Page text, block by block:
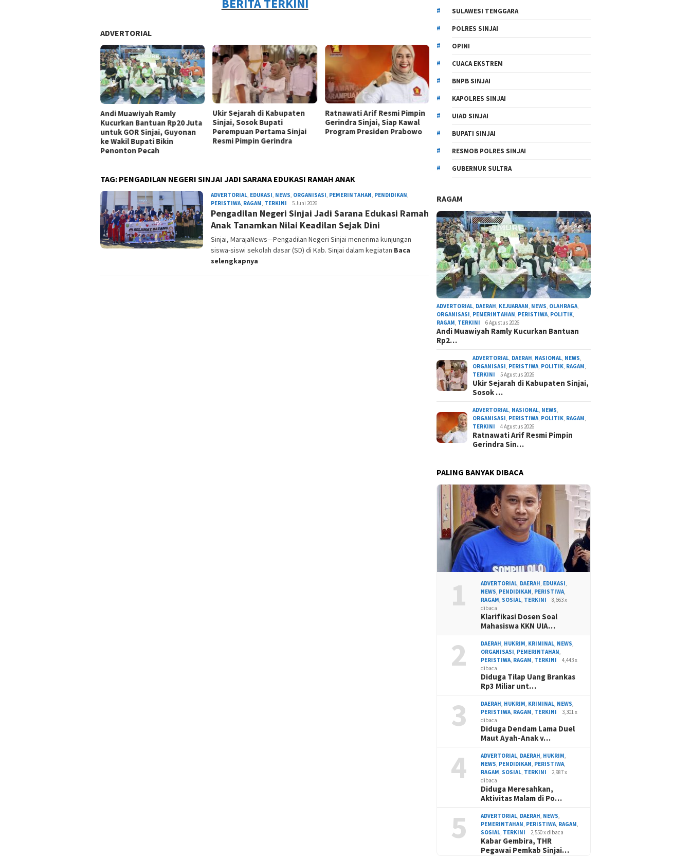
BERITA TERKINI
ADVERTORIAL
Andi Muawiyah Ramly
Kucurkan Bantuan Rp20 Juta
untuk GOR Sinjai, Guyonan
ke Wakil Bupati Bikin
Penonton Pecah
Ukir Sejarah di Kabupaten
Sinjai, Sosok Bupati
Perempuan Pertama Sinjai
Resmi Pimpin Gerindra
Ratnawati Arif Resmi Pimpin
Gerindra Sinjai, Siap Kawal
Program Presiden Prabowo
TAG: PENGADILAN NEGERI SINJAI JADI SARANA EDUKASI RAMAH ANAK
ADVERTORIAL, EDUKASI, NEWS, ORGANISASI, PEMERINTAHAN, PENDIDIKAN,
PERISTIWA, RAGAM, TERKINI Admin
Redaksi
5 Juni 2026
Pengadilan Negeri Sinjai Jadi Sarana Edukasi Ramah
Anak Tanamkan Nilai Keadilan Sejak Dini
Sinjai, MarajaNews—Pengadilan Negeri Sinjai menerima kunjungan
siswa-siswi sekolah dasar (SD) di Kab. Sinjai dalam kegiatan Baca
selengkapnya
SULAWESI TENGGARA
POLRES SINJAI
OPINI
CUACA EKSTREM
BNPB SINJAI
KAPOLRES SINJAI
UIAD SINJAI
BUPATI SINJAI
RESMOB POLRES SINJAI
GUBERNUR SULTRA
RAGAM
ADVERTORIAL DAERAH KEJUARAAN NEWS OLAHRAGA
ORGANISASI PEMERINTAHAN PERISTIWA POLITIK
RAGAM TERKINI 6 Agustus 2026
Andi Muawiyah Ramly Kucurkan Bantuan
Rp2…
ADVERTORIAL DAERAH NASIONAL NEWS
ORGANISASI PERISTIWA POLITIK RAGAM
TERKINI
5 Agustus 2026
Ukir Sejarah di Kabupaten Sinjai,
Sosok …
ADVERTORIAL NASIONAL NEWS
ORGANISASI PERISTIWA POLITIK RAGAM
TERKINI
4 Agustus 2026
Ratnawati Arif Resmi Pimpin
Gerindra Sin…
PALING BANYAK DIBACA
1 ADVERTORIAL DAERAH EDUKASI
NEWS PENDIDIKAN PERISTIWA
RAGAM SOSIAL TERKINI
8,663 x
dibaca
Klarifikasi Dosen Soal
Mahasiswa KKN UIA…
2 DAERAH HUKRIM KRIMINAL NEWS
ORGANISASI PEMERINTAHAN
PERISTIWA RAGAM TERKINI
4,443 x
dibaca
Diduga Tilap Uang Brankas
Rp3 Miliar unt…
3 DAERAH HUKRIM KRIMINAL NEWS
PERISTIWA RAGAM TERKINI
3,301 x
dibaca
Diduga Dendam Lama Duel
Maut Ayah-Anak v…
4 ADVERTORIAL DAERAH HUKRIM
NEWS PENDIDIKAN PERISTIWA
RAGAM SOSIAL TERKINI
2,987 x
dibaca
Diduga Meresahkan,
Aktivitas Malam di Po…
5 ADVERTORIAL DAERAH NEWS
PEMERINTAHAN PERISTIWA RAGAM
SOSIAL TERKINI 2,550 x dibaca
Kabar Gembira, THR
Pegawai Pemkab Sinjai…